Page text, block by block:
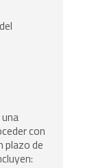
con
plazo de